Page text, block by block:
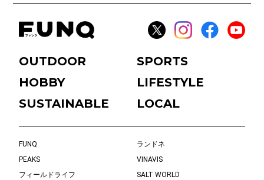
OUTDOOR
SPORTS
HOBBY
LIFESTYLE
SUSTAINABLE
LOCAL
FUNQ
ランドネ
PEAKS
VINAVIS
フィールドライフ
SALT WORLD